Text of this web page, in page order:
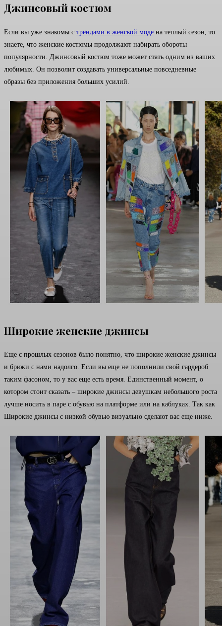
Джинсовый костюм
Если вы уже знакомы с трендами в женской моде на теплый сезон, то
знаете, что женские костюмы продолжают набирать обороты
популярности. Джинсовый костюм тоже может стать одним из ваших
любимых. Он позволит создавать универсальные повседневные
образы без приложения больших усилий.
Широкие женские джинсы
Еще с прошлых сезонов было понятно, что широкие женские джинсы
и брюки с нами надолго. Если вы еще не пополнили свой гардероб
таким фасоном, то у вас еще есть время. Единственный момент, о
котором стоит сказать – широкие джинсы девушкам небольшого роста
лучше носить в паре с обувью на платформе или на каблуках. Так как
Широкие джинсы с низкой обувью визуально сделают вас еще ниже.